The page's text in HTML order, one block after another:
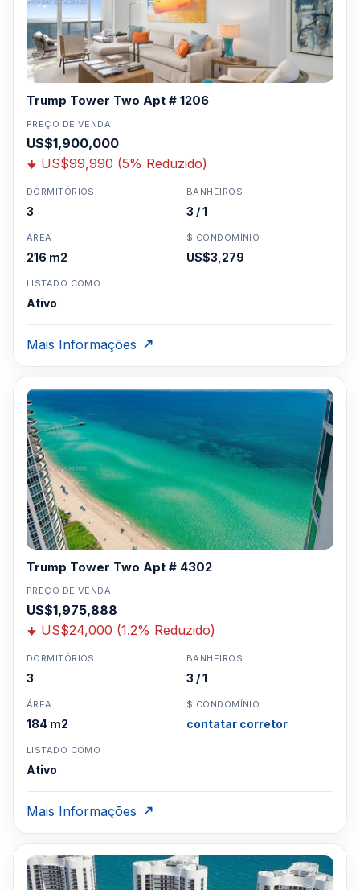
Trump Tower Two Apt # 1206
PREÇO DE VENDA
US$1,900,000
US$99,990 (5% Reduzido)
DORMITÓRIOS
3
BANHEIROS
3 / 1
ÁREA
216 m2
$ CONDOMÍNIO
US$3,279
LISTADO COMO
Ativo
Mais Informações
Trump Tower Two Apt # 4302
PREÇO DE VENDA
US$1,975,888
US$24,000 (1.2% Reduzido)
DORMITÓRIOS
3
BANHEIROS
3 / 1
ÁREA
184 m2
$ CONDOMÍNIO
contatar corretor
LISTADO COMO
Ativo
Mais Informações